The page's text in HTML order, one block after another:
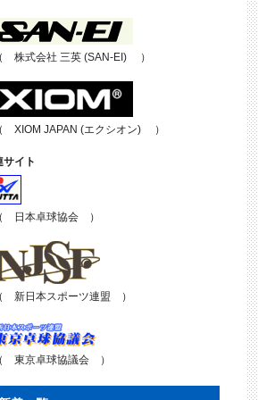
株式会社 三英 (SAN-EI) ）
XIOM JAPAN (エクシオン) ）
サイト
日本卓球協会 ）
新日本スポーツ連盟 ）
東京卓球協議会 ）